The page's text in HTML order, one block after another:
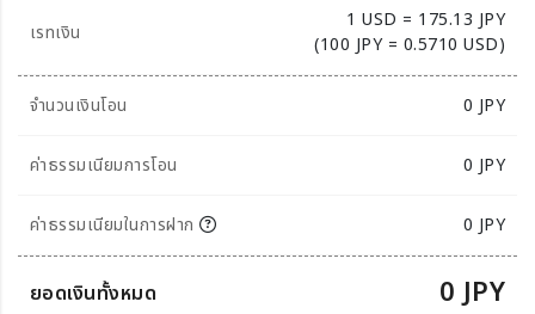
เรทเงิน
1 USD = 175.13 JPY
(100 JPY = 0.5710 USD)
จำนวนเงินโอน 0 JPY
ค่าธรรมเนียมการโอน 0 JPY
ค่าธรรมเนียมในการฝาก 0 JPY
ยอดเงินทั้งหมด 0 JPY